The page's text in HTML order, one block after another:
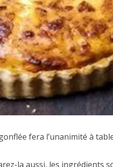
fera l’unanimité à
la aussi, les ingrédients